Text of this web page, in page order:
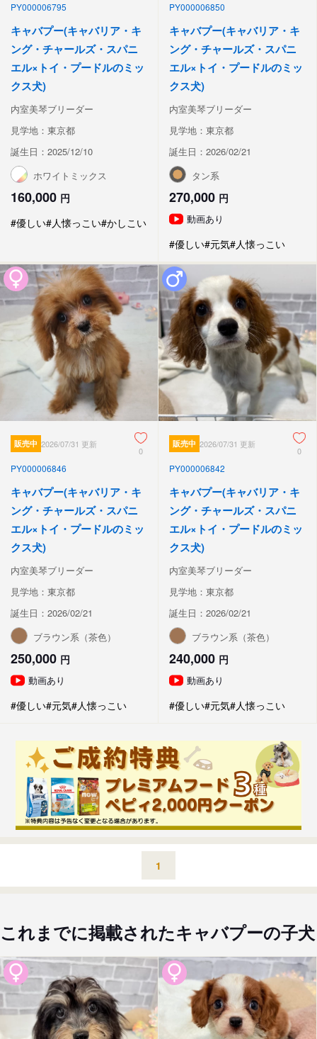
PY000006795
キャバプー(キャバリア・キ
ング・チャールズ・スパニ
エル×トイ・プードルのミッ
クス犬)
内室美琴ブリーダー
見学地：東京都
誕生日：2025/12/10
ホワイトミックス
160,000 円
#優しい#人懐っこい#かしこい
PY000006850
キャバプー(キャバリア・キ
ング・チャールズ・スパニ
エル×トイ・プードルのミッ
クス犬)
内室美琴ブリーダー
見学地：東京都
誕生日：2026/02/21
タン系
270,000 円
動画あり
#優しい#元気#人懐っこい
販売中 2026/07/31 更新
0
PY000006846
キャバプー(キャバリア・キ
ング・チャールズ・スパニ
エル×トイ・プードルのミッ
クス犬)
内室美琴ブリーダー
見学地：東京都
誕生日：2026/02/21
ブラウン系（茶色）
250,000 円
動画あり
#優しい#元気#人懐っこい
販売中 2026/07/31 更新
0
PY000006842
キャバプー(キャバリア・キ
ング・チャールズ・スパニ
エル×トイ・プードルのミッ
クス犬)
内室美琴ブリーダー
見学地：東京都
誕生日：2026/02/21
ブラウン系（茶色）
240,000 円
動画あり
#優しい#元気#人懐っこい
1
これまでに掲載されたキャバプーの子犬